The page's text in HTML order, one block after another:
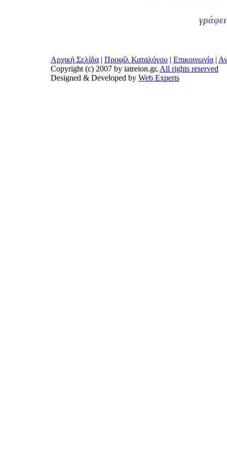
Αρχική Σελίδα | Προφίλ Καταλόγου | Επικοινωνία |
Copyright (c) 2007 by iatreion.gr, All rights reserved
Designed & Developed by Web Experts